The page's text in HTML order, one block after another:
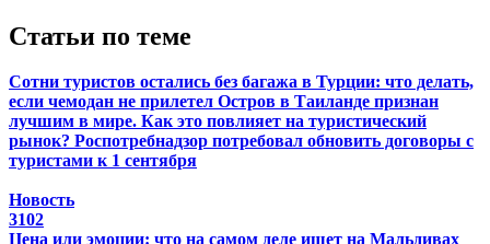
Статьи по теме
Сотни туристов остались без багажа в Турции: что делать,
если чемодан не прилетел Остров в Таиланде признан
лучшим в мире. Как это повлияет на туристический
рынок? Роспотребнадзор потребовал обновить договоры с
туристами к 1 сентября
Новость
3102
Цена или эмоции: что на самом деле ищет на Мальдивах